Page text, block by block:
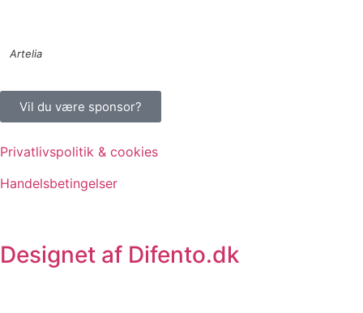
Artelia
Vil du være sponsor?
Privatlivspolitik & cookies
Handelsbetingelser
Designet af Difento.dk